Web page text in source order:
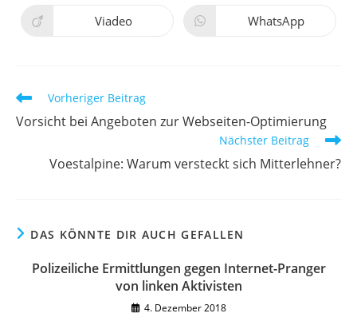
neuen
Fenster
neuen
Fenster
Öffnet
Viadeo Öffnet
WhatsApp
Weitere
ansehen
Vorheriger Beitrag
Vorsicht bei Angeboten zur Webseiten-Optimierung
Nächster Beitrag
Voestalpine: Warum versteckt sich Mitterlehner?
DAS KÖNNTE DIR AUCH GEFALLEN
Polizeiliche Ermittlungen gegen Internet-Pranger
von linken Aktivisten
4. Dezember 2018